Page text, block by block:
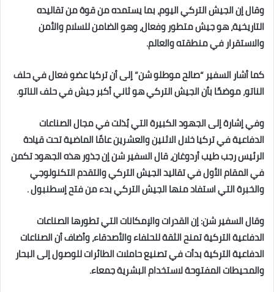
وقال إن الجيش التركي اليوم، بما يستمده من قوة من تقاليده
التاريخية، هو جيش متطور وفعال، وهو الضامن للسلام والأمن
‏والاستقرار في منطقته والعالم‎.‎
كما أشار السفير “صالح موطلو شن” إلى أن تركيا عضو فعال في حلف
الناتو، موضحًا بأن الجيش التركي هو ثاني أكبر جيش في ‏حلف الناتو‎.‎
وفي إشارة إلى الجهود الكبيرة التي بُذلت في مجال الصناعات
الدفاعية في تركيا خلال الاثنين والعشرين عامًا الماضية تحت ‏قيادة
الرئيس رجب طيب أردوغان، قال السفير شن إن جذور هذه الجهود تكمن
في المقام الأول في تقاليد الجيش التركي والتقدم ‏التكنولوجي
والخبرة التي استفاد منها الجيش التركي بدء من فتح إسطنبول . ‏
وقال السفير شن: إن القدرات والإمكانات التي تطورها الصناعات
الدفاعية التركية تمنح الثقة للحلفاء والأصدقاء، وأضاف أن ‏الصناعات
الدفاعية التركية بدأت في تصنيع حاملات الطائرات للوصول إلى البحار
والمحيطات المفتوحة لاستخدام البشرية ‏جمعاء‎.‎